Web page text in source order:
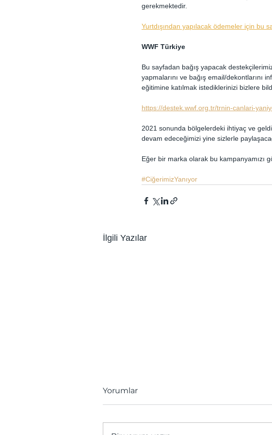
gerekmektedir.
Yurtdışından yapılacak ödemeler için bu
WWF Türkiye
Bu sayfadan bağış yapacak
yapmalarını ve bağış email/
eğitimine katılmak istediklerinizi bizlere
https://destek.wwf.org.tr/trnin-canlari-
2021 sonunda bölgelerdeki ihtiyaç ve
devam edeceğimizi yine sizlerle
Eğer bir marka olarak bu kampanyamızı
#CiğerimizYanıyor
İlgili Yazılar
Yorumlar